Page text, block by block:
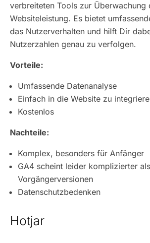
verbreiteten Tools zur Überwachung
Websiteleistung. Es bietet
das Nutzerverhalten und hilft Dir
Nutzerzahlen genau zu verfolgen.
Vorteile:
Umfassende Datenanalyse
Einfach in die Website zu
Kostenlos
Nachteile:
Komplex, besonders für Anfänger
GA4 scheint leider komplizierter
Vorgängerversionen
Datenschutzbedenken
Hotjar